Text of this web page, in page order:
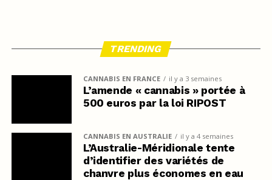
TRENDING
CANNABIS EN FRANCE il y a 3 semaines
L’amende « cannabis » portée à
500 euros par la loi RIPOST
CANNABIS EN AUSTRALIE il y a 4 semaines
L’Australie-Méridionale tente
d’identifier des variétés de
chanvre plus économes en eau